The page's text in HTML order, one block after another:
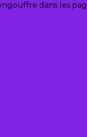
dans les